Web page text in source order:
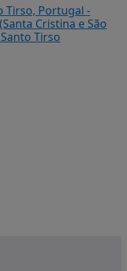
Tirso, Portugal -
Cristina e São
Tirso